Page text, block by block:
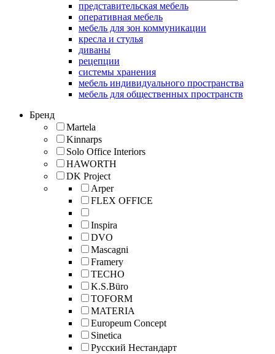
представительская мебель
оперативная мебель
мебель для зон коммуникации
кресла и стулья
диваны
рецепции
системы хранения
мебель индивидуального пространства
мебель для общественных пространств
Бренд
Martela
Kinnarps
Solo Office Interiors
HAWORTH
DK Project
Arper
FLEX OFFICE
Inspira
DVO
Mascagni
Framery
TECHO
K.S.Büro
TOFORM
MATERIA
Europeum Concept
Sinetica
Русский Нестандарт